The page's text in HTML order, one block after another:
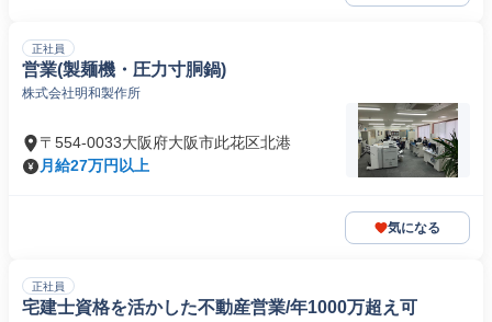
正社員
営業(製麺機・圧力寸胴鍋)
株式会社明和製作所
〒554-0033大阪府大阪市此花区北港
月給27万円以上
気になる
正社員
宅建士資格を活かした不動産営業/年1000万超え可